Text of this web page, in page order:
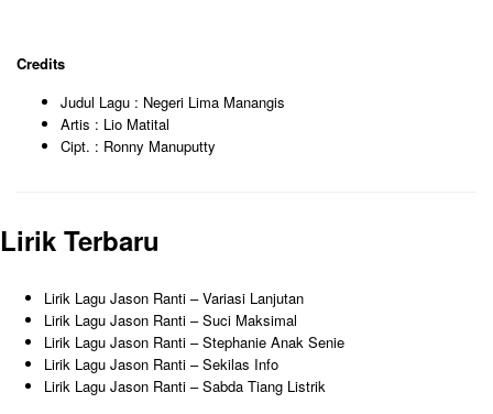
Credits
Judul Lagu : Negeri Lima Manangis
Artis : Lio Matital
Cipt. : Ronny Manuputty
Lirik Terbaru
Lirik Lagu Jason Ranti – Variasi Lanjutan
Lirik Lagu Jason Ranti – Suci Maksimal
Lirik Lagu Jason Ranti – Stephanie Anak Senie
Lirik Lagu Jason Ranti – Sekilas Info
Lirik Lagu Jason Ranti – Sabda Tiang Listrik